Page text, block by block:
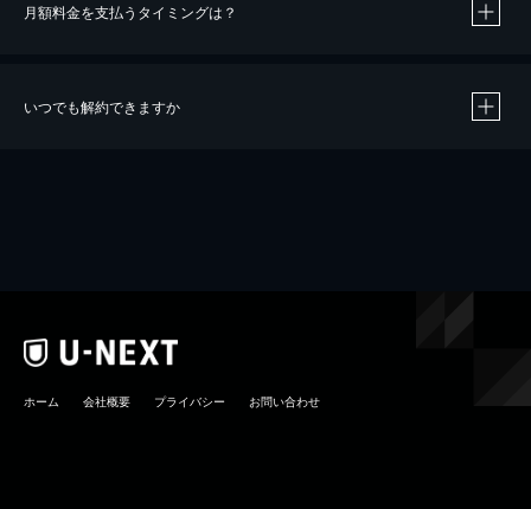
※40％ポイント還元の対象は、クレジットカード決済による作品の購入 / レンタルです。
iOSアプリのUコイン決済による作品の購入 / レンタルは、20％のポイント還元です。
月額料金を支払うタイミングは？
いつでも解約できますか
ホーム 会社概要 プライバシー お問い合わせ